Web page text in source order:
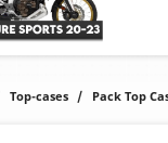
Top-cases Pack Top